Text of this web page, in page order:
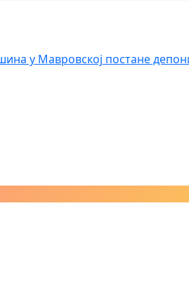
у Мавровској постане